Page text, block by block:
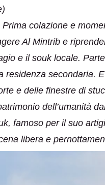
colazione e
Al Mintrib e
e il souk locale.
residenza secondaria.
e delle finestre di
dell’umanità
famoso per il suo
libera e